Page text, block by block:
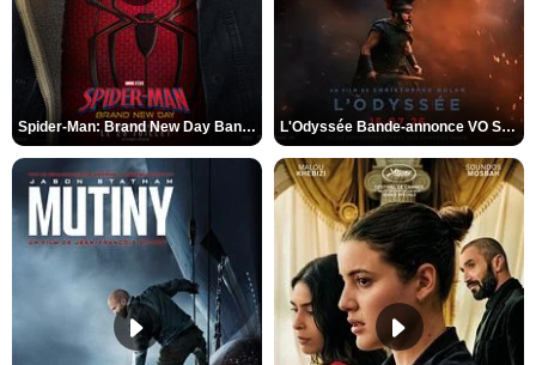
Spider-Man: Brand New Day Bande-annonce VO STFR L'Odyssée Bande-annonce VO STFR